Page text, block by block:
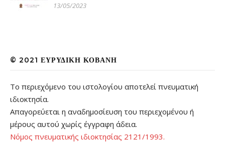
13/05/2023
© 2021 ΕΥΡΥΔΊΚΗ ΚΟΒΆΝΗ
Το περιεχόμενο του ιστολογίου αποτελεί πνευματική
ιδιοκτησία.
Απαγορεύεται η αναδημοσίευση του περιεχομένου ή
μέρους αυτού χωρίς έγγραφη άδεια.
Νόμος πνευματικής ιδιοκτησίας 2121/1993.